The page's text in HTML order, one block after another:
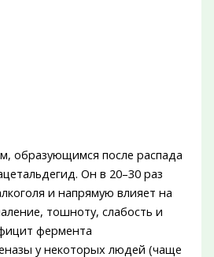
образующимся после распада
Он в 20–30 раз
и напрямую влияет на
тошноту, слабость и
фермента
у некоторых людей (чаще